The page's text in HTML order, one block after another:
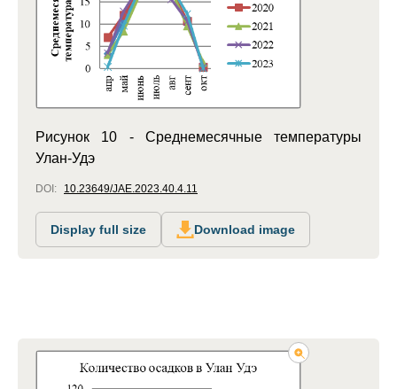
Рисунок 10 - Среднемесячные температуры
Улан-Удэ
DOI: 10.23649/JAE.2023.40.4.11
Display full size Download image